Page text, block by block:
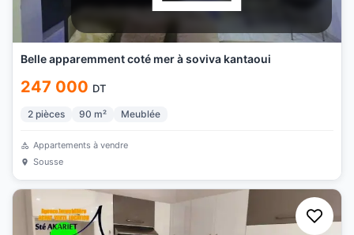
Belle apparemment coté mer à soviva kantaoui
247 000 DT
2 pièces 90 m² Meublée
Appartements à vendre
Sousse